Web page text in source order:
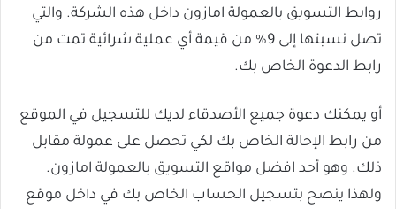
روابط التسويق بالعمولة امازون داخل هذه الشركة. والتي
تصل نسبتها إلى 9% من قيمة أي عملية شرائية تمت من
رابط الدعوة الخاص بك.
أو يمكنك دعوة جميع الأصدقاء لديك للتسجيل في الموقع
من رابط الإحالة الخاص بك لكي تحصل على عمولة مقابل
ذلك. وهو أحد افضل مواقع التسويق بالعمولة امازون.
ولهذا ينصح بتسجيل الحساب الخاص بك في داخل موقع